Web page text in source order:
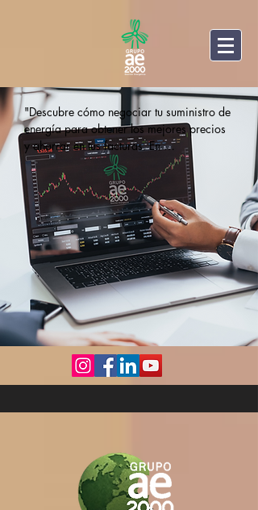
"Descubre cómo negociar tu suministro de
energía para obtener los mejores precios
y ahorrar en tus facturas. En
GRUPOae2000 ofrecemos soluciones de
eficiencia energética, asesoría en la
gestión de compras y acceso a los
mercados para optimizar tu consumo y
reducir costes."